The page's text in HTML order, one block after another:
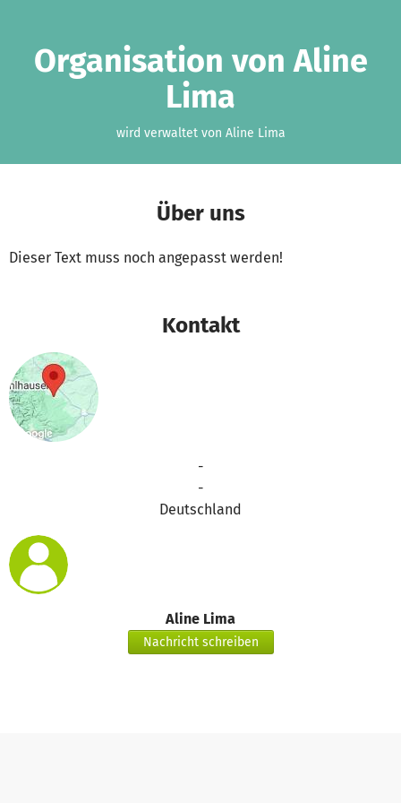
Organisation von Aline
Lima
wird verwaltet von Aline Lima
Über uns
Dieser Text muss noch angepasst werden!
Kontakt
-
-
Deutschland
Aline Lima
Nachricht schreiben